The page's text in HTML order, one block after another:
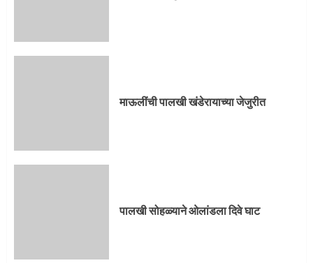
माऊलींची पालखी खंडेरायाच्या जेजुरीत
पालखी सोहळ्याने ओलांडला दिवे घाट